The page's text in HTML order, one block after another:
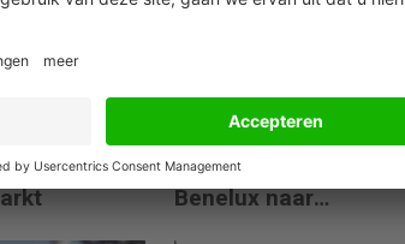
ingreep op
04 augustus 2026
AI-aanvallen jagen
datalekkosten in de
Benelux naar